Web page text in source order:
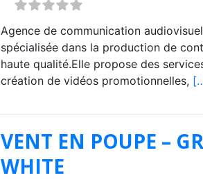
Agence de communication
spécialisée dans la production de
haute qualité.Elle propose des
création de vidéos promotionnelles,
VENT EN POUPE –
WHITE